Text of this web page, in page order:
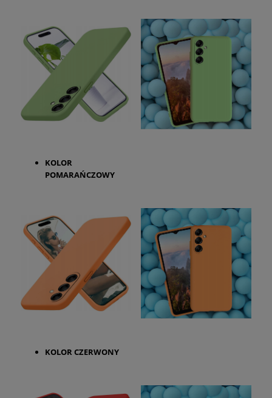
KOLOR
POMARAŃCZOWY
KOLOR CZERWONY